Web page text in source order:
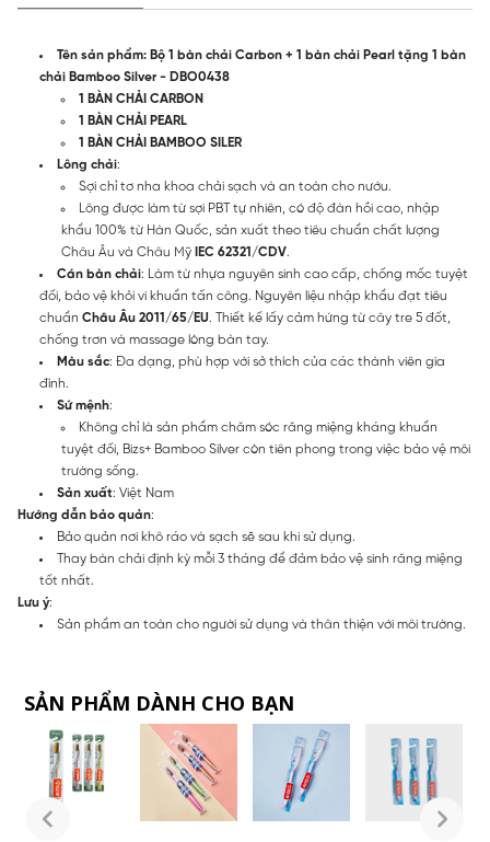
Tên sản phẩm: Bộ 1 bàn chải Carbon + 1 bàn chải Pearl tặng 1 bàn
chải Bamboo Silver - DBO0438
1 BÀN CHẢI CARBON
1 BÀN CHẢI PEARL
1 BÀN CHẢI BAMBOO SILER
Lông chải:
Sợi chỉ tơ nha khoa chải sạch và an toàn cho nướu.
Lông được làm từ sợi PBT tự nhiên, có độ đàn hồi cao, nhập
khẩu 100% từ Hàn Quốc, sản xuất theo tiêu chuẩn chất lượng
Châu Âu và Châu Mỹ
IEC 62321/CDV.
Cán bàn chải: Làm từ nhựa nguyên sinh cao cấp, chống mốc tuyệt
đối, bảo vệ khỏi vi khuẩn tấn công. Nguyên liệu nhập khẩu đạt tiêu
chuẩn Châu Âu 2011/65/EU. Thiết kế lấy cảm hứng từ cây tre 5 đốt,
chống trơn và massage lòng bàn tay.
Màu sắc: Đa dạng, phù hợp với sở thích của các thành viên gia
đình.
Sứ mệnh:
Không chỉ là sản phẩm chăm sóc răng miệng kháng khuẩn
tuyệt đối, Bizs+ Bamboo Silver còn tiên phong trong việc bảo vệ môi
trường sống.
Sản xuất: Việt Nam
Hướng dẫn bảo quản:
Bảo quản nơi khô ráo và sạch sẽ sau khi sử dụng.
Thay bàn chải định kỳ mỗi 3 tháng để đảm bảo vệ sinh răng miệng
tốt nhất.
Lưu ý:
Sản phẩm an toàn cho người sử dụng và thân thiện với môi trường.
SẢN PHẨM DÀNH CHO BẠN